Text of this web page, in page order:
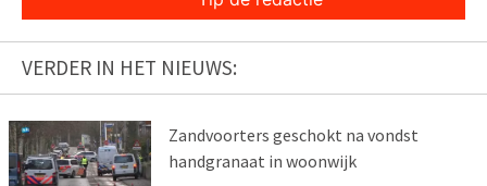
VERDER IN HET NIEUWS:
Zandvoorters geschokt na vondst
handgranaat in woonwijk